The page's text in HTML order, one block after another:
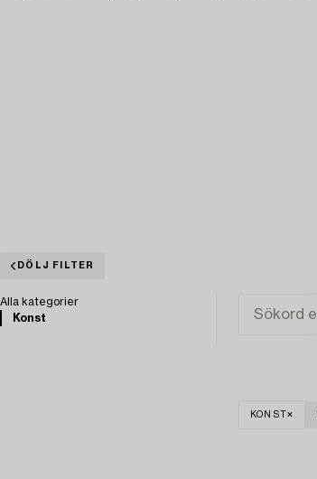
DÖLJ FILTER
Alla kategorier
Konst
KONST